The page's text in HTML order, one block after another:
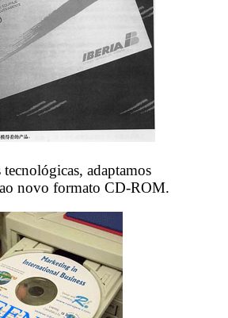
adaptamos
novo formato CD-ROM.